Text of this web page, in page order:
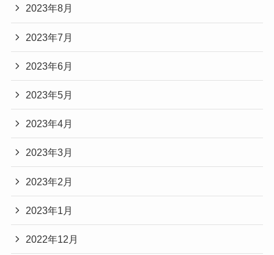
2023年8月
2023年7月
2023年6月
2023年5月
2023年4月
2023年3月
2023年2月
2023年1月
2022年12月